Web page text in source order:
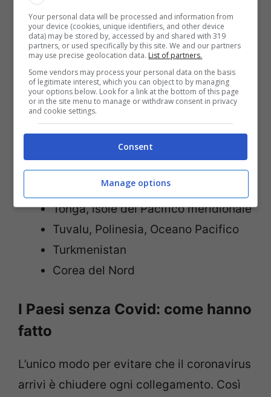
Niue, isola del Pacifico
Okealau, Oceania
Pitcairn, isola del Pacifico
Meridionale
Sant’Elena, Atlantico centro-
Isole Samoa Americane, Pacifico
Meridionale
Tonga, isole del Pacifico meridionale
Tuvalu, Polinesia, Oceano Pacifico
Turkmenistan
Corea del Nord
I Paesi senza Covid: come hanno
fatto
L’unico modo per evitare che il coronavirus
arrivi è chiudere ogni collegamento. Così
Your personal data will be processed and information from
your device (cookies, unique identifiers, and other device
data) may be stored by, accessed by and shared with 319
partners, or used specifically by this site. We and our partners
may use precise geolocation data. List of partners.
Some vendors may process your personal data on the basis
of legitimate interest, which you can object to by managing
your options below. Look for a link at the bottom of this page
or in the site menu to manage or withdraw consent in privacy
and cookie settings.
Consent
Manage options